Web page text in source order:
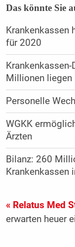
Das könnte Sie
Krankenkassen
für 2020
Millionen liegen
Personelle
WGKK
Ärzten
Bilanz: 260
Krankenkassen
« Relatus Med
erwarten heuer